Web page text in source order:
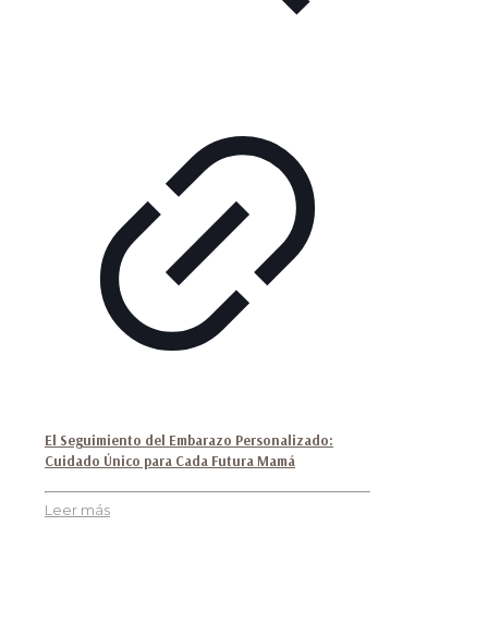
El Seguimiento del Embarazo Personalizado:
Cuidado Único para Cada Futura Mamá
Leer más